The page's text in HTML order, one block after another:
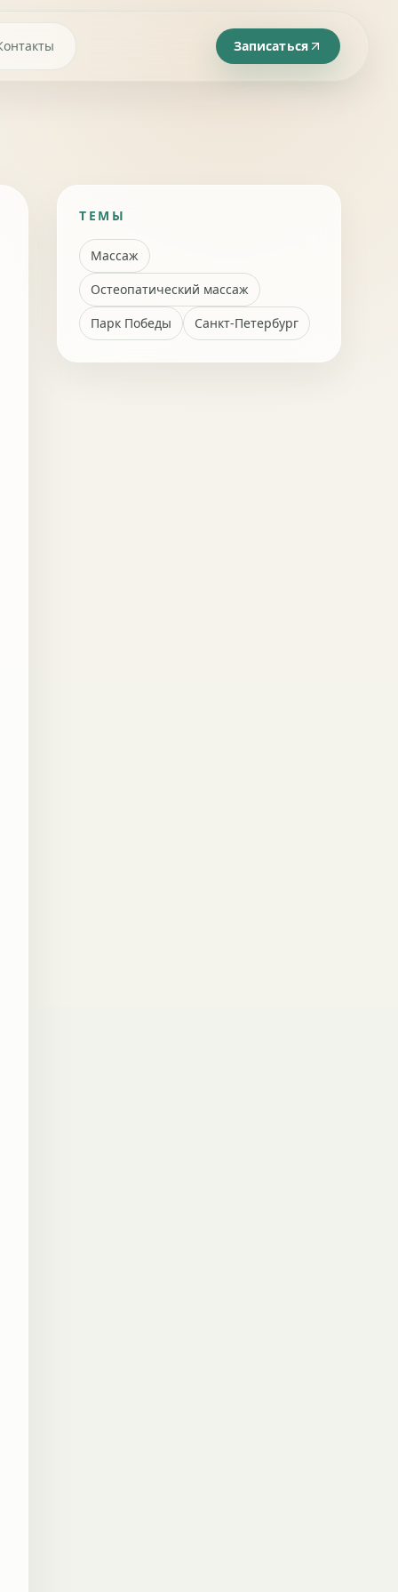
Записаться
ТЕМЫ
Массаж
Остеопатический массаж
Парк Победы
Санкт-Петербург